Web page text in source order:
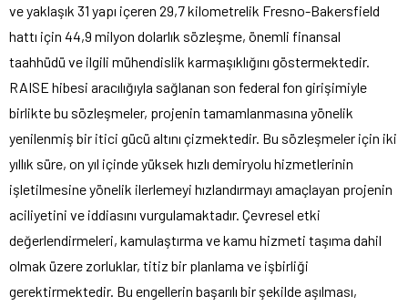
ve yaklaşık 31 yapı içeren 29,7 kilometrelik Fresno-Bakersfield
hattı için 44,9 milyon dolarlık sözleşme, önemli finansal
taahhüdü ve ilgili mühendislik karmaşıklığını göstermektedir.
RAISE hibesi aracılığıyla sağlanan son federal fon girişimiyle
birlikte bu sözleşmeler, projenin tamamlanmasına yönelik
yenilenmiş bir itici gücü altını çizmektedir. Bu sözleşmeler için iki
yıllık süre, on yıl içinde yüksek hızlı demiryolu hizmetlerinin
işletilmesine yönelik ilerlemeyi hızlandırmayı amaçlayan projenin
aciliyetini ve iddiasını vurgulamaktadır. Çevresel etki
değerlendirmeleri, kamulaştırma ve kamu hizmeti taşıma dahil
olmak üzere zorluklar, titiz bir planlama ve işbirliği
gerektirmektedir. Bu engellerin başarılı bir şekilde aşılması,